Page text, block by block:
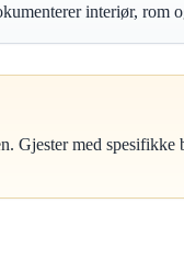
interiør, rom
Gjester med